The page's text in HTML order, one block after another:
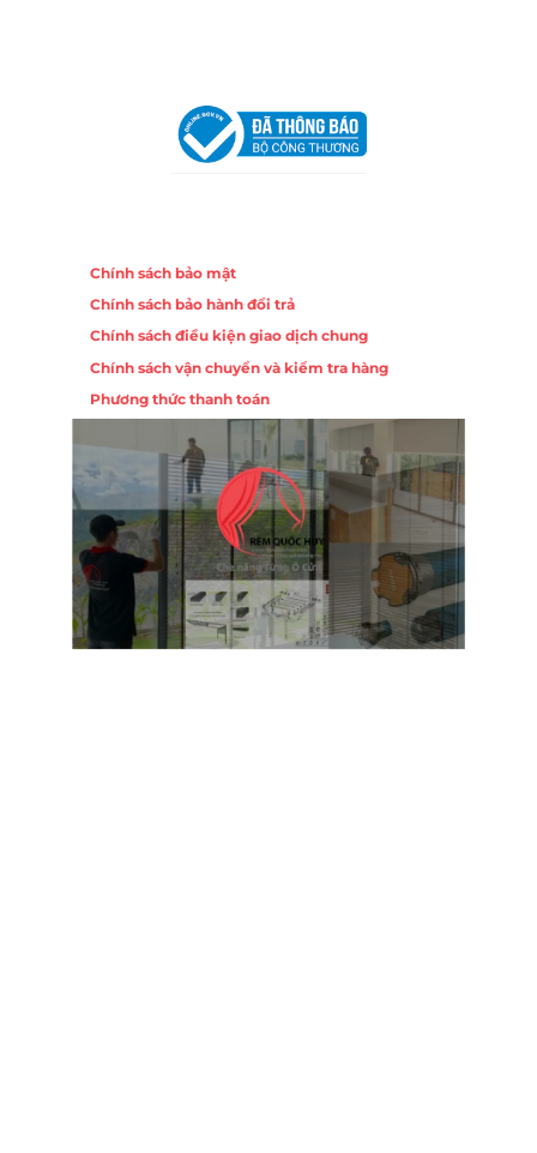
Chính sách bảo mật
Chính sách bảo hành đổi trả
Chính sách điều kiện giao dịch chung
Chính sách vận chuyển và kiểm tra hàng
Phương thức thanh toán